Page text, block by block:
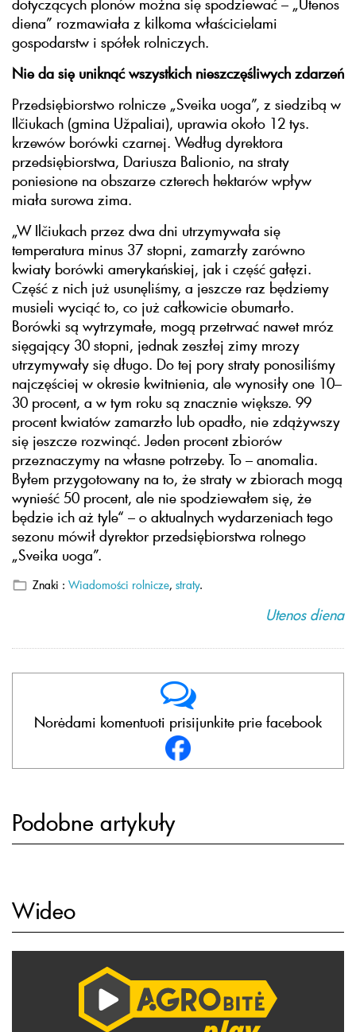
dotyczących plonów można się spodziewać – „Utenos
diena” rozmawiała z kilkoma właścicielami
gospodarstw i spółek rolniczych.
Nie da się uniknąć wszystkich nieszczęśliwych zdarzeń
Przedsiębiorstwo rolnicze „Sveika uoga”, z siedzibą w
Ilčiukach (gmina Užpaliai), uprawia około 12 tys.
krzewów borówki czarnej. Według dyrektora
przedsiębiorstwa, Dariusza Balionio, na straty
poniesione na obszarze czterech hektarów wpływ
miała surowa zima.
„W Ilčiukach przez dwa dni utrzymywała się
temperatura minus 37 stopni, zamarzły zarówno
kwiaty borówki amerykańskiej, jak i część gałęzi.
Część z nich już usunęliśmy, a jeszcze raz będziemy
musieli wyciąć to, co już całkowicie obumarło.
Borówki są wytrzymałe, mogą przetrwać nawet mróz
sięgający 30 stopni, jednak zeszłej zimy mrozy
utrzymywały się długo. Do tej pory straty ponosiliśmy
najczęściej w okresie kwitnienia, ale wynosiły one 10–
30 procent, a w tym roku są znacznie większe. 99
procent kwiatów zamarzło lub opadło, nie zdążywszy
się jeszcze rozwinąć. Jeden procent zbiorów
przeznaczymy na własne potrzeby. To – anomalia.
Byłem przygotowany na to, że straty w zbiorach mogą
wynieść 50 procent, ale nie spodziewałem się, że
będzie ich aż tyle“ – o aktualnych wydarzeniach tego
sezonu mówił dyrektor przedsiębiorstwa rolnego
„Sveika uoga”.
Znaki : Wiadomości rolnicze, straty.
Utenos diena
Norėdami komentuoti prisijunkite prie facebook
Podobne artykuły
Wideo